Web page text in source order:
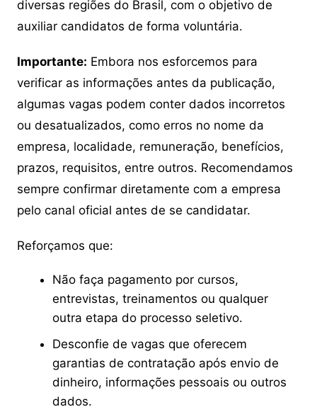
diversas regiões do Brasil, com o objetivo de
auxiliar candidatos de forma voluntária.
Importante: Embora nos esforcemos para
verificar as informações antes da publicação,
algumas vagas podem conter dados incorretos
ou desatualizados, como erros no nome da
empresa, localidade, remuneração, benefícios,
prazos, requisitos, entre outros. Recomendamos
sempre confirmar diretamente com a empresa
pelo canal oficial antes de se candidatar.
Reforçamos que:
Não faça pagamento por cursos,
entrevistas, treinamentos ou qualquer
outra etapa do processo seletivo.
Desconfie de vagas que oferecem
garantias de contratação após envio de
dinheiro, informações pessoais ou outros
dados.